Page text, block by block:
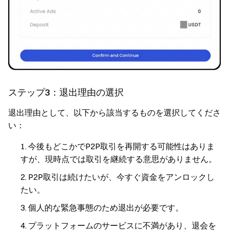
ステップ3：退出理由の選択
退出理由として、以下から該当するものを選択してくださ
い：
今後もどこかでP2P取引を再開する可能性はありま
すが、現時点では取引を継続する意思がありません。
P2P取引は続けたいが、今すぐ資金をアンロックし
たい。
個人的な緊急事態のため退出が必要です。
プラットフォームのサービスに不満があり、退会を